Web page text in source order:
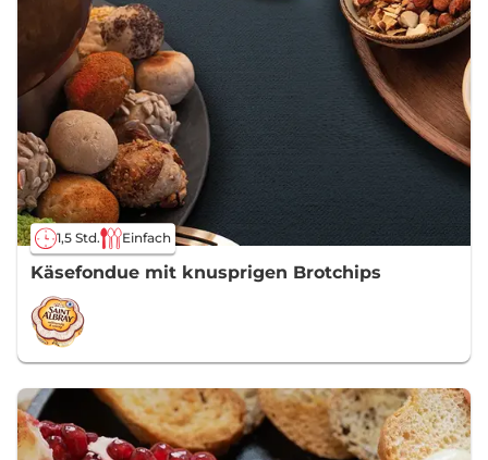
1,5 Std. Einfach
Käsefondue mit knusprigen Brotchips